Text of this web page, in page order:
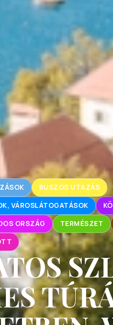
BUSZOS UTAZÁS
VÁROSLÁTOGATÁSOK
ORSZÁG TERMÉSZET